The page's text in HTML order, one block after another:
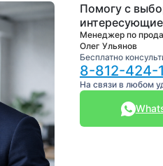
Помогу с
Менеджер по
Олег Ульянов
Бесплатно
8-812-424-
На связи в любом